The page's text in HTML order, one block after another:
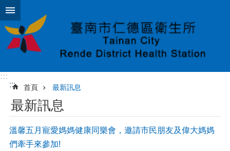
跳到主要內容區塊
:::
:::
首頁 最新訊息
最新訊息
溫馨五月寵愛媽媽健康同樂會，邀請市民朋友及偉大媽媽
們牽手來參加!